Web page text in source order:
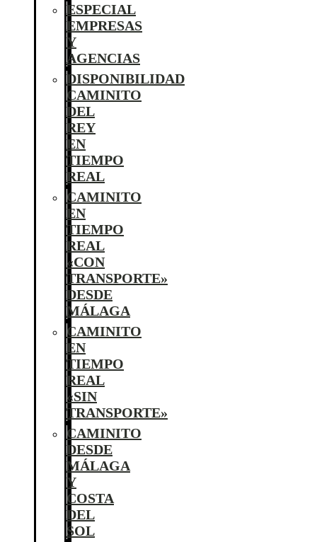
ESPECIAL
EMPRESAS
Y
AGENCIAS
DISPONIBILIDAD
CAMINITO
DEL
REY
EN
TIEMPO
REAL
CAMINITO
EN
TIEMPO
REAL
«CON
TRANSPORTE»
DESDE
MÁLAGA
CAMINITO
EN
TIEMPO
REAL
«SIN
TRANSPORTE»
CAMINITO
DESDE
MÁLAGA
Y
COSTA
DEL
SOL